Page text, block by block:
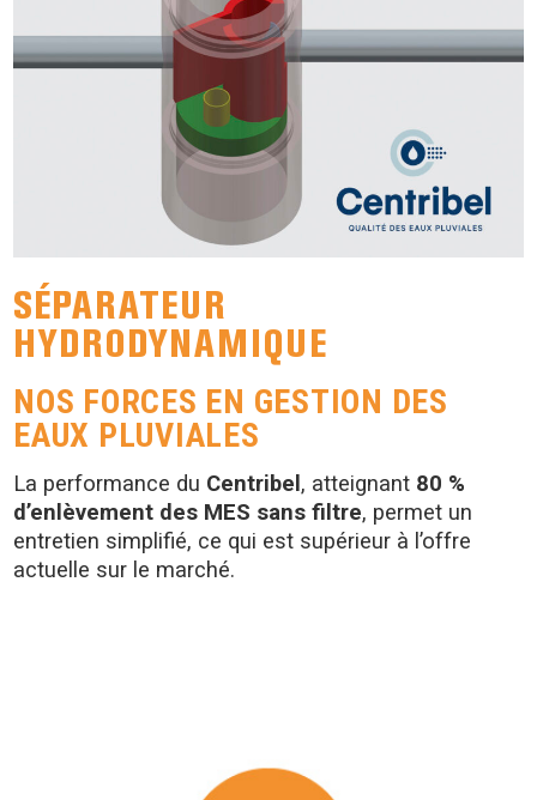
SÉPARATEUR
HYDRODYNAMIQUE
NOS FORCES EN GESTION DES
EAUX PLUVIALES
La performance du Centribel , atteignant 80 %
d’enlèvement des MES sans filtre, permet un
entretien simplifié, ce qui est supérieur à l’offre
actuelle sur le marché.